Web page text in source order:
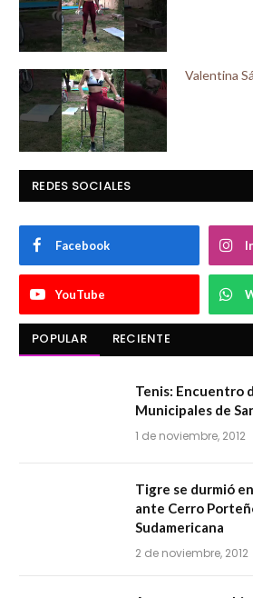
Valentina
REDES SOCIALES
Facebook
YouTube
POPULAR RECIENTE
Tenis: Encuentro
Municipales de
1 de noviembre, 2012
Tigre se durmió
ante Cerro
Sudamericana
2 de noviembre, 2012